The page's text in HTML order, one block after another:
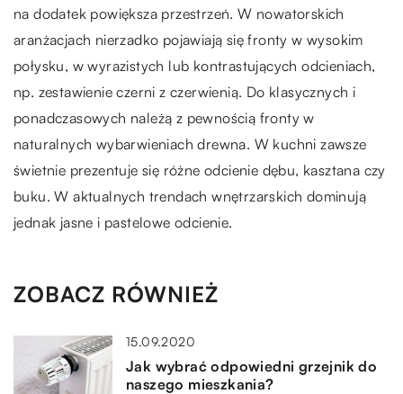
na dodatek powiększa przestrzeń. W nowatorskich
aranżacjach nierzadko pojawiają się fronty w wysokim
połysku, w wyrazistych lub kontrastujących odcieniach,
np. zestawienie czerni z czerwienią. Do klasycznych i
ponadczasowych należą z pewnością fronty w
naturalnych wybarwieniach drewna. W kuchni zawsze
świetnie prezentuje się różne odcienie dębu, kasztana czy
buku. W aktualnych trendach wnętrzarskich dominują
jednak jasne i pastelowe odcienie.
ZOBACZ RÓWNIEŻ
15.09.2020
Jak wybrać odpowiedni grzejnik do
naszego mieszkania?